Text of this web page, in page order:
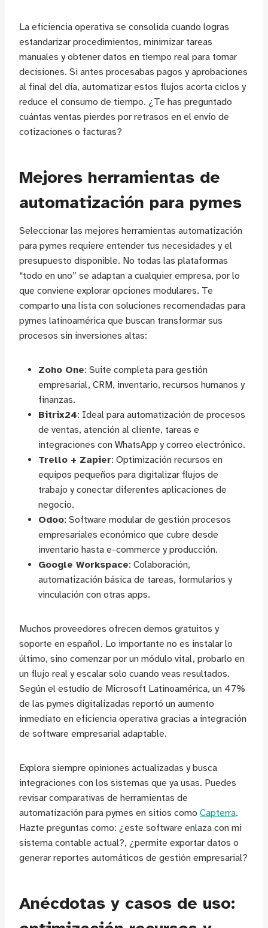
La eficiencia operativa se consolida cuando logras
estandarizar procedimientos, minimizar tareas
manuales y obtener datos en tiempo real para tomar
decisiones. Si antes procesabas pagos y aprobaciones
al final del día, automatizar estos flujos acorta ciclos y
reduce el consumo de tiempo. ¿Te has preguntado
cuántas ventas pierdes por retrasos en el envío de
cotizaciones o facturas?
Mejores herramientas de
automatización para pymes
Seleccionar las mejores herramientas automatización
para pymes requiere entender tus necesidades y el
presupuesto disponible. No todas las plataformas
“todo en uno” se adaptan a cualquier empresa, por lo
que conviene explorar opciones modulares. Te
comparto una lista con soluciones recomendadas para
pymes latinoamérica que buscan transformar sus
procesos sin inversiones altas:
Zoho One: Suite completa para gestión
empresarial, CRM, inventario, recursos humanos y
finanzas.
Bitrix24: Ideal para automatización de procesos
de ventas, atención al cliente, tareas e
integraciones con WhatsApp y correo electrónico.
Trello + Zapier: Optimización recursos en
equipos pequeños para digitalizar flujos de
trabajo y conectar diferentes aplicaciones de
negocio.
Odoo: Software modular de gestión procesos
empresariales económico que cubre desde
inventario hasta e-commerce y producción.
Google Workspace: Colaboración,
automatización básica de tareas, formularios y
vinculación con otras apps.
Muchos proveedores ofrecen demos gratuitos y
soporte en español. Lo importante no es instalar lo
último, sino comenzar por un módulo vital, probarlo en
un flujo real y escalar solo cuando veas resultados.
Según el estudio de Microsoft Latinoamérica, un 47%
de las pymes digitalizadas reportó un aumento
inmediato en eficiencia operativa gracias a integración
de software empresarial adaptable.
Explora siempre opiniones actualizadas y busca
integraciones con los sistemas que ya usas. Puedes
revisar comparativas de herramientas de
automatización para pymes en sitios como Capterra.
Hazte preguntas como: ¿este software enlaza con mi
sistema contable actual?, ¿permite exportar datos o
generar reportes automáticos de gestión empresarial?
Anécdotas y casos de uso: